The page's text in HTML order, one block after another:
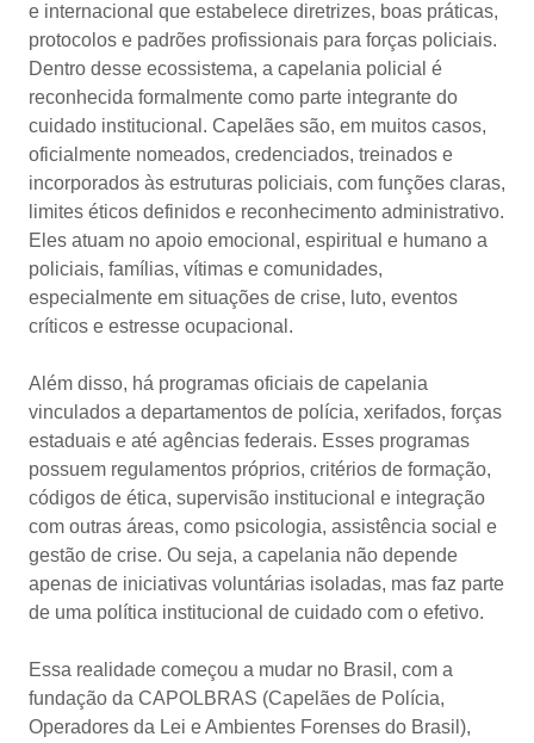
e internacional que estabelece diretrizes, boas práticas,
protocolos e padrões profissionais para forças policiais.
Dentro desse ecossistema, a capelania policial é
reconhecida formalmente como parte integrante do
cuidado institucional. Capelães são, em muitos casos,
oficialmente nomeados, credenciados, treinados e
incorporados às estruturas policiais, com funções claras,
limites éticos definidos e reconhecimento administrativo.
Eles atuam no apoio emocional, espiritual e humano a
policiais, famílias, vítimas e comunidades,
especialmente em situações de crise, luto, eventos
críticos e estresse ocupacional.
Além disso, há programas oficiais de capelania
vinculados a departamentos de polícia, xerifados, forças
estaduais e até agências federais. Esses programas
possuem regulamentos próprios, critérios de formação,
códigos de ética, supervisão institucional e integração
com outras áreas, como psicologia, assistência social e
gestão de crise. Ou seja, a capelania não depende
apenas de iniciativas voluntárias isoladas, mas faz parte
de uma política institucional de cuidado com o efetivo.
Essa realidade começou a mudar no Brasil, com a
fundação da CAPOLBRAS (Capelães de Polícia,
Operadores da Lei e Ambientes Forenses do Brasil),